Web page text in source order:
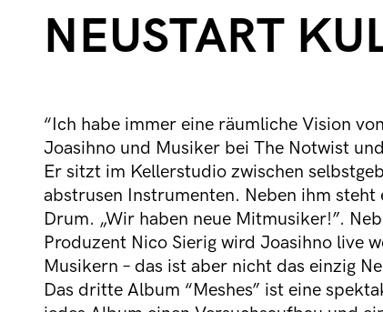
NEUSTART
“Ich habe immer eine räumliche Vision
Joasihno und Musiker bei The Notwist
Er sitzt im Kellerstudio zwischen
abstrusen Instrumenten. Neben ihm
Drum. „Wir haben neue Mitmusiker!”.
Produzent Nico Sierig wird Joasihno live
Musikern – das ist aber nicht das einzig
Das dritte Album “Meshes” ist eine